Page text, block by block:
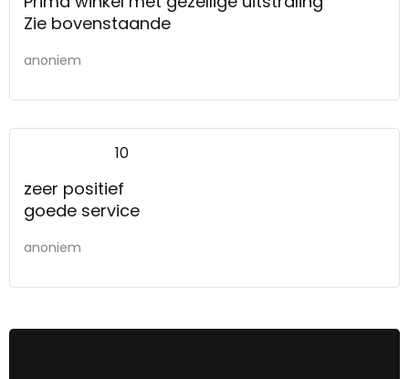
Zie bovenstaande
anoniem
10
zeer positief
goede service
anoniem